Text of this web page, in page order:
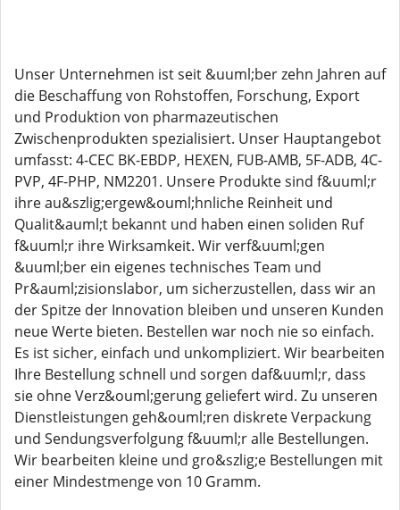
Unser Unternehmen ist seit &uuml;ber zehn Jahren auf
die Beschaffung von Rohstoffen, Forschung, Export
und Produktion von pharmazeutischen
Zwischenprodukten spezialisiert. Unser Hauptangebot
umfasst: 4-CEC BK-EBDP, HEXEN, FUB-AMB, 5F-ADB, 4C-
PVP, 4F-PHP, NM2201. Unsere Produkte sind f&uuml;r
ihre au&szlig;ergew&ouml;hnliche Reinheit und
Qualit&auml;t bekannt und haben einen soliden Ruf
f&uuml;r ihre Wirksamkeit. Wir verf&uuml;gen
&uuml;ber ein eigenes technisches Team und
Pr&auml;zisionslabor, um sicherzustellen, dass wir an
der Spitze der Innovation bleiben und unseren Kunden
neue Werte bieten. Bestellen war noch nie so einfach.
Es ist sicher, einfach und unkompliziert. Wir bearbeiten
Ihre Bestellung schnell und sorgen daf&uuml;r, dass
sie ohne Verz&ouml;gerung geliefert wird. Zu unseren
Dienstleistungen geh&ouml;ren diskrete Verpackung
und Sendungsverfolgung f&uuml;r alle Bestellungen.
Wir bearbeiten kleine und gro&szlig;e Bestellungen mit
einer Mindestmenge von 10 Gramm.